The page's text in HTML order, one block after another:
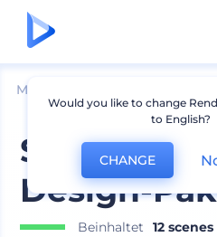
Mockups
Schönes T-
Design-
Beinhaltet
12 scenes
Would you like to change
to English?
CHANGE